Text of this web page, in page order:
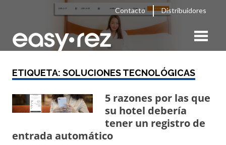
Contacto Distribuidores
PMS
Motor
de
Reservas,
easy
rez
ETIQUETA: SOLUCIONES TECNOLÓGICAS
5 razones por las que
su hotel debería
tener un registro de
entrada automático